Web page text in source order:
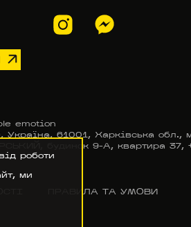
emotion
61001, Харківська обл.,
будинок 9-А, квартира 37,
ПРАВИЛА ТА УМОВИ
роботи
ми